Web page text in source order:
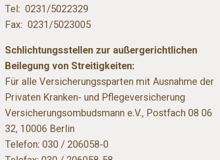
Tel: 0231/5022329
Fax: 0231/5023005
Schlichtungsstellen zur außergerichtlichen
Beilegung von Streitigkeiten:
Für alle Versicherungssparten mit Ausnahme der
Privaten Kranken- und Pflegeversicherung
Versicherungsombudsmann e.V., Postfach 08 06
32, 10006 Berlin
Telefon: 030 / 206058-0